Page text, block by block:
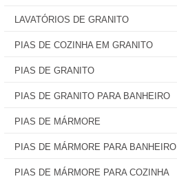
LAVATÓRIOS DE GRANITO
PIAS DE COZINHA EM GRANITO
PIAS DE GRANITO
PIAS DE GRANITO PARA BANHEIRO
PIAS DE MÁRMORE
PIAS DE MÁRMORE PARA BANHEIRO
PIAS DE MÁRMORE PARA COZINHA